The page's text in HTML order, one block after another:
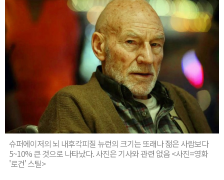
슈퍼에이저의 뇌 내후각피질 뉴런의 크기는 또래나 젊은 사람보다
5~10% 큰 것으로 나타났다. 사진은 기사와 관련 없음 <사진=영화
'로건' 스틸>